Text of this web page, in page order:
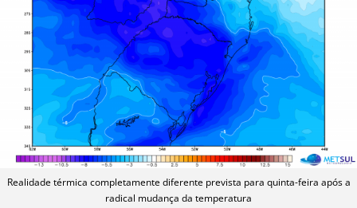
Realidade térmica completamente diferente prevista para quinta-feira após a
radical mudança da temperatura